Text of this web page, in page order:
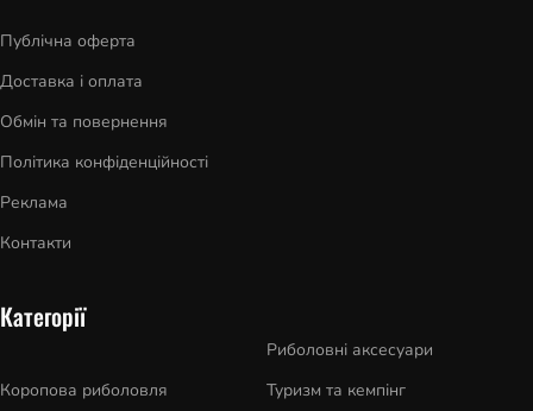
Публічна оферта
Доставка і оплата
Обмін та повернення
Політика конфіденційності
Реклама
Контакти
Категорії
Коропова риболовля
Риболовні аксесуари
Туризм та кемпінг